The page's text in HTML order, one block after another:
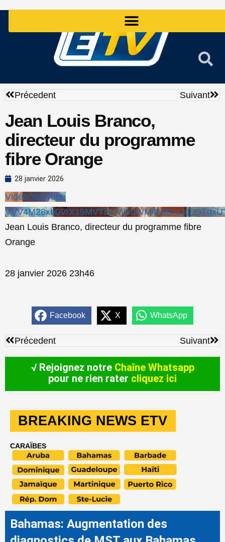
Précédent
Précedent Suivant
Jean Louis Branco,
directeur du programme
fibre Orange
28 janvier 2026
Vidéo YouTube
Jean Louis Branco, directeur du programme fibre
Orange
28 janvier 2026 23h46
Facebook X WhatsApp
Précédent
Précedent Suivant
√ Rejoignez notre Chaîne Whatsapp
pour ne rien rater cliquez ici
BREAKING NEWS ETV
CARAÏBES
Bahamas: Augmentation des